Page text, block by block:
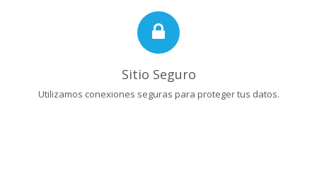
Sitio Seguro
Utilizamos conexiones seguras para proteger tus datos.